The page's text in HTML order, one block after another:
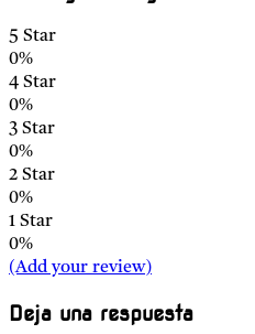
5 Star
0%
4 Star
0%
3 Star
0%
2 Star
0%
1 Star
0%
(Add your review)
Deja una respuesta